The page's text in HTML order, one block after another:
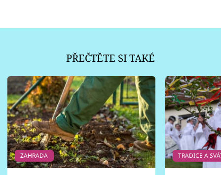
PŘEČTĚTE SI TAKÉ
ZAHRADA TRADICE A